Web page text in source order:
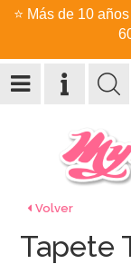
⭐ Más de 10
Volver
Tapete